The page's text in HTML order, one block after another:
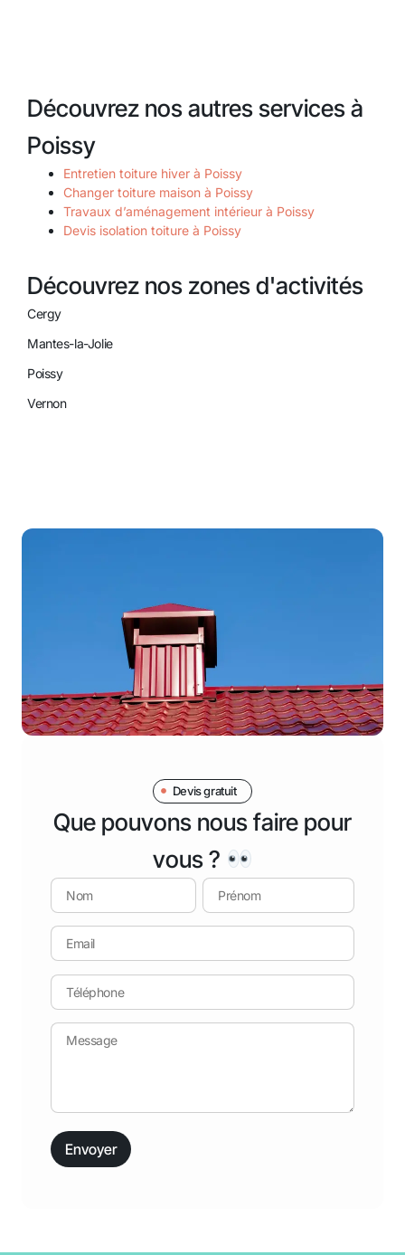
Découvrez nos autres services à
Poissy
Entretien toiture hiver à Poissy
Changer toiture maison à Poissy
Travaux d’aménagement intérieur à Poissy
Devis isolation toiture à Poissy
Découvrez nos zones d'activités
Cergy
Mantes-la-Jolie
Poissy
Vernon
Devis gratuit
Que pouvons nous faire pour
vous ?